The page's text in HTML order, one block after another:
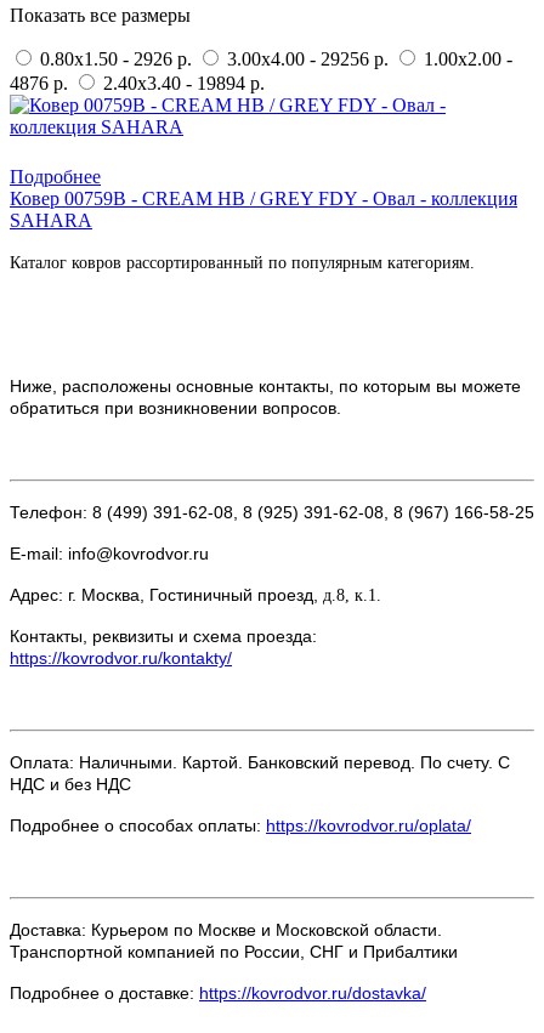
Показать все размеры
0.80x1.50 - 2926 р. 3.00x4.00 - 29256 р.
1.00x2.00 -
4876 р.
2.40x3.40 - 19894 р.
Подробнее
Ковер 00759B - CREAM HB / GREY FDY - Овал - коллекция
SAHARA
Каталог ковров рассортированный по популярным категориям.
Ниже, расположены основные контакты, по которым вы можете
обратиться при возникновении вопросов.
Телефон: 8 (499) 391-62-08, 8 (925) 391-62-08, 8 (967) 166-58-25
E-mail: info@kovrodvor.ru
Адрес: г. Москва, Гостиничный проезд, д.8, к.1.
Контакты, реквизиты и схема проезда:
https://kovrodvor.ru/kontakty/
Оплата: Наличными. Картой. Банковский перевод. По счету. С
НДС и без НДС
Подробнее о способах оплаты: https://kovrodvor.ru/oplata/
Доставка: Курьером по Москве и Московской области.
Транспортной компанией по России, СНГ и Прибалтики
Подробнее о доставке: https://kovrodvor.ru/dostavka/